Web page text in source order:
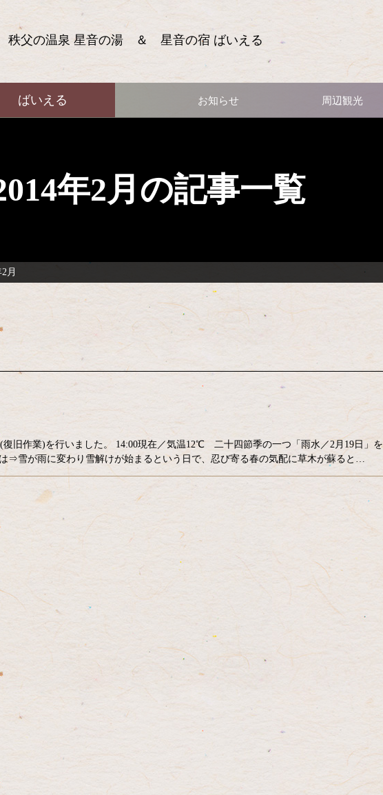
秩父の温泉 星音の湯 ＆ 星音の宿 ばいえる
ばいえる お知らせ 周辺観光
年2月の記事一覧
月
旧作業)を行いました。 14:00現在／気温12℃ 二十四節季の一つ「雨水／2月19日」を
⇒雪が雨に変わり雪解けが始まるという日で、忍び寄る春の気配に草木が蘇ると…